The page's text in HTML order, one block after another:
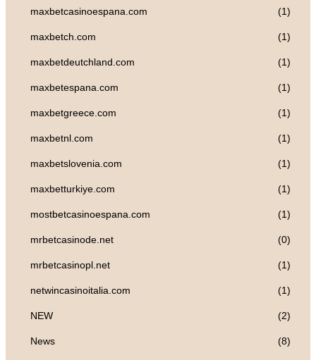
maxbetcasinoespana.com (1)
maxbetch.com (1)
maxbetdeutchland.com (1)
maxbetespana.com (1)
maxbetgreece.com (1)
maxbetnl.com (1)
maxbetslovenia.com (1)
maxbetturkiye.com (1)
mostbetcasinoespana.com (1)
mrbetcasinode.net (0)
mrbetcasinopl.net (1)
netwincasinoitalia.com (1)
NEW (2)
News (8)